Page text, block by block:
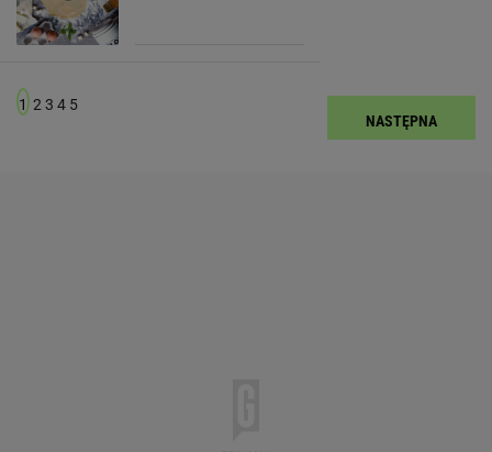
1 2 3 4 5
NASTĘPNA